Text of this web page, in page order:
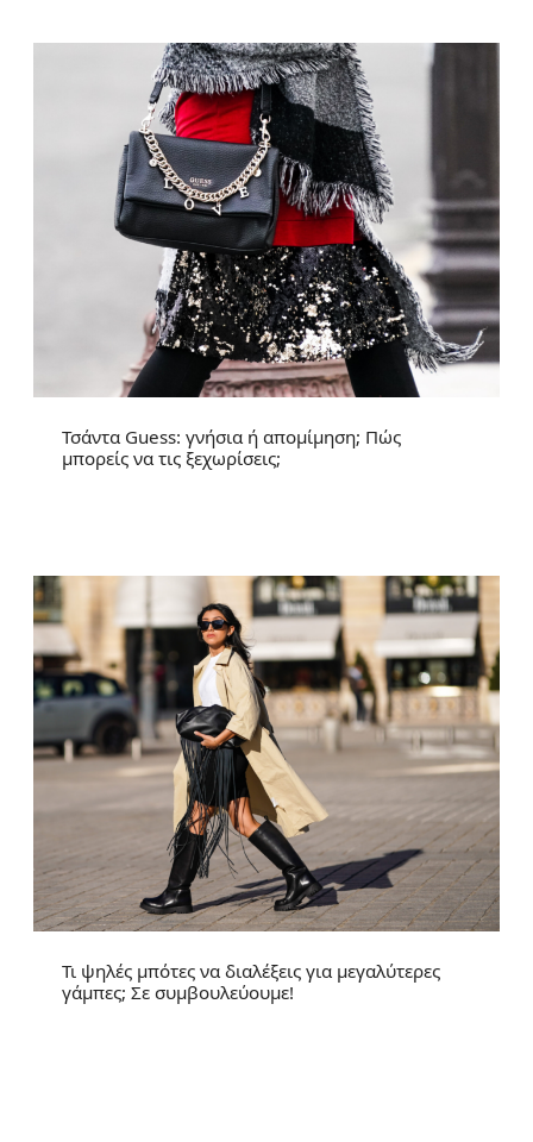
Τσάντα Guess: γνήσια ή απομίμηση; Πώς
μπορείς να τις ξεχωρίσεις;
Τι ψηλές μπότες να διαλέξεις για μεγαλύτερες
γάμπες; Σε συμβουλεύουμε!